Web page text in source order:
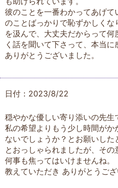
彼のことを一番わかってあげ
のことばっかりで恥ずかしくな
を汲んで、大丈夫だからって
く話を聞いて下さって、本当に
ありがとうございました。
日付：2023/8/22
穏やかな優しい寄り添いの先生
私の希望よりもう少し時間がか
ないでしょうか？とお願いした
とおっしゃられましたが、その
何事も焦ってはいけませんね。
教えていただき ありがとうござ